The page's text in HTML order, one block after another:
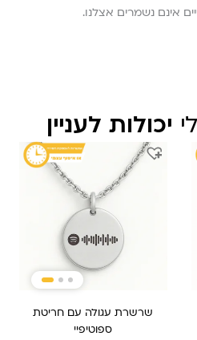
אינם נשמרים אצלנו.
יכולות לעניין
שרשרת עגולה עם חריטת
ספוטיפיי